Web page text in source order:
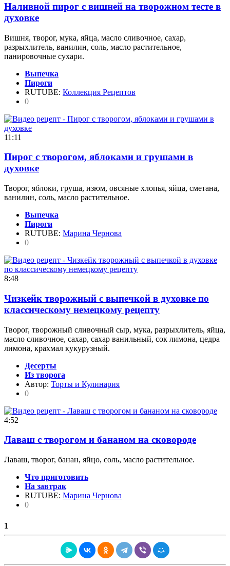
Наливной пирог с вишней на творожном тесте в
духовке
Вишня, творог, мука, яйца, масло сливочное, сахар,
разрыхлитель, ванилин, соль, масло растительное,
панировочные сухари.
Выпечка
Пироги
RUTUBE: Коллекция Рецептов
0
11:11
Пирог с творогом, яблоками и грушами в
духовке
Творог, яблоки, груша, изюм, овсяные хлопья, яйца, сметана,
ванилин, соль, масло растительное.
Выпечка
Пироги
RUTUBE: Марина Чернова
0
8:48
Чизкейк творожный с выпечкой в духовке по
классическому немецкому рецепту
Творог, творожный сливочный сыр, мука, разрыхлитель, яйца,
масло сливочное, сахар, сахар ванильный, сок лимона, цедра
лимона, крахмал кукурузный.
Десерты
Из творога
Автор: Торты и Кулинария
0
4:52
Лаваш с творогом и бананом на сковороде
Лаваш, творог, банан, яйцо, соль, масло растительное.
Что приготовить
На завтрак
RUTUBE: Марина Чернова
0
1